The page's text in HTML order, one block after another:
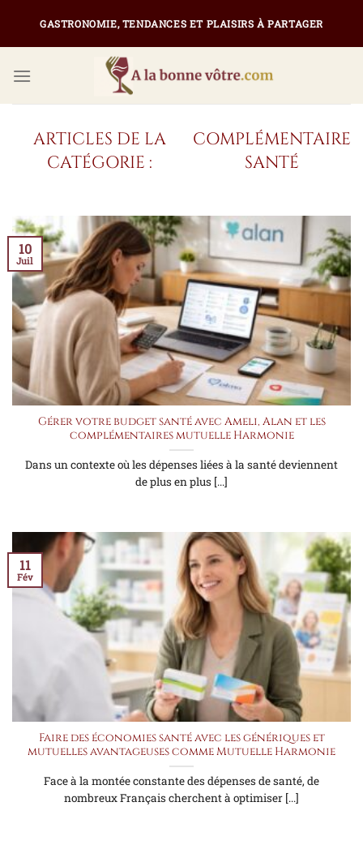
contenu
GASTRONOMIE, TENDANCES ET PLAISIRS À PARTAGER
COMPLÉMENTAIRE
SANTÉ
Gérer votre budget santé avec Ameli, Alan et les
complémentaires mutuelle Harmonie
Dans un contexte où les dépenses liées à la santé deviennent
de plus en plus [...]
10
Juil
Faire des économies santé avec les génériques et
mutuelles avantageuses comme Mutuelle Harmonie
Face à la montée constante des dépenses de santé, de
nombreux Français cherchent à optimiser [...]
11
Fév